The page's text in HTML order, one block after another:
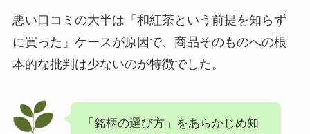
悪い口コミの大半は「和紅茶という前提を知らず
に買った」ケースが原因で、商品そのものへの根
本的な批判は少ないのが特徴でした。
「銘柄の選び方」をあらかじめ知